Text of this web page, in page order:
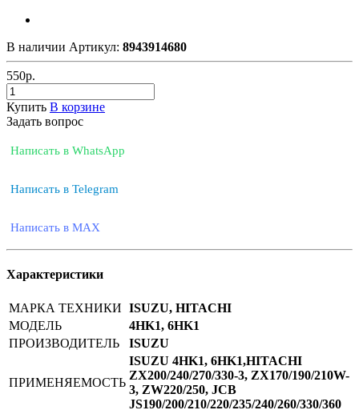
В наличии Артикул: 8943914680
550р.
Купить В корзине
Задать вопрос
Написать в WhatsApp
Написать в Telegram
Написать в MAX
Характеристики
МАРКА ТЕХНИКИ ISUZU, HITACHI
МОДЕЛЬ
4HK1, 6HK1
ПРОИЗВОДИТЕЛЬ
ISUZU
ПРИМЕНЯЕМОСТЬ
ISUZU 4HK1, 6HK1,HITACHI
ZX200/240/270/330-3, ZX170/190/210W-
3, ZW220/250, JCB
JS190/200/210/220/235/240/260/330/360